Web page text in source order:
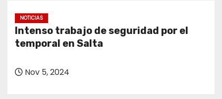
NOTICIAS
Intenso trabajo de seguridad por el
temporal en Salta
Nov 5, 2024